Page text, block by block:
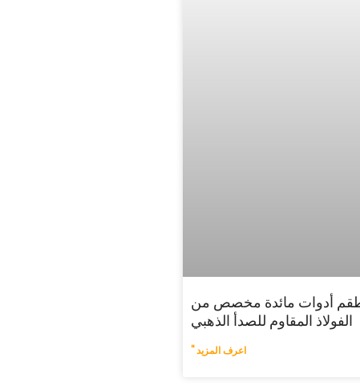
أدوات مائدة مخصص من
الفولاذ المقاوم للصدأ الذهبي
اعرف المزيد "